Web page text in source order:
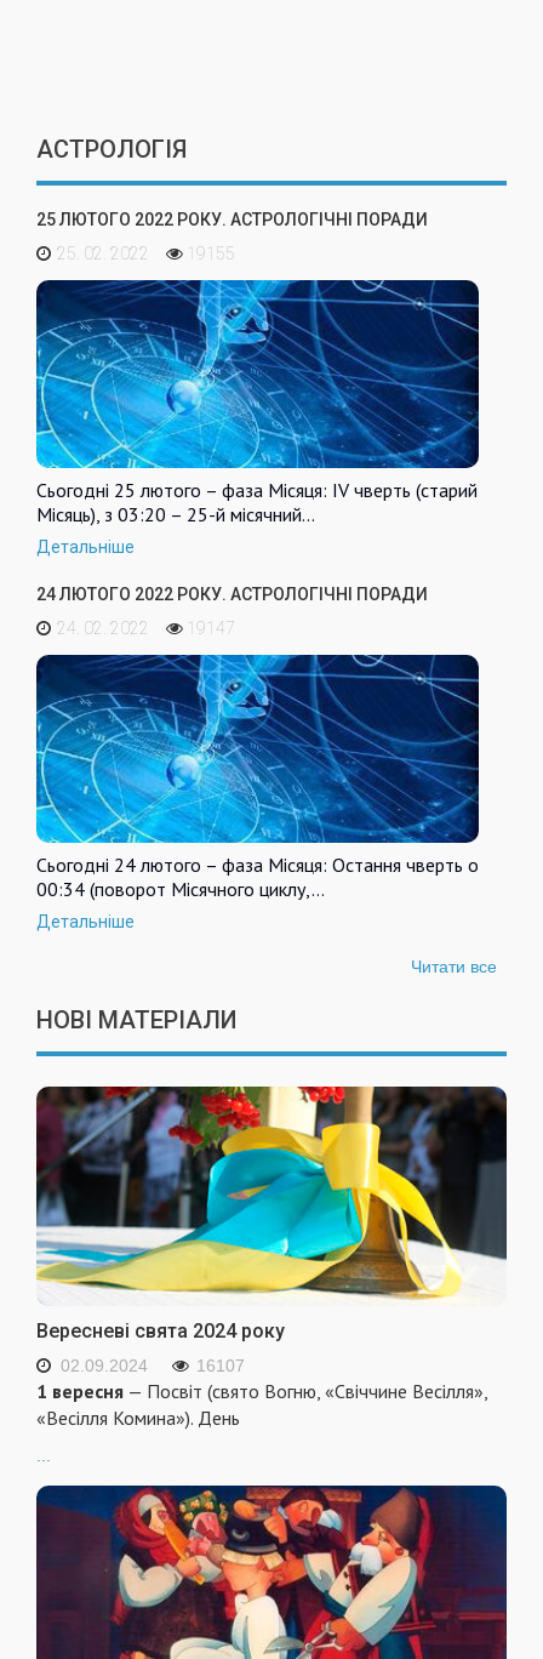
АСТРОЛОГІЯ
25 ЛЮТОГО 2022 РОКУ. АСТРОЛОГІЧНІ ПОРАДИ
25. 02. 2022
19155
Сьогодні 25 лютого – фаза Місяця: IV чверть (старий
Місяць), з 03:20 – 25-й місячний…
Детальніше
24 ЛЮТОГО 2022 РОКУ. АСТРОЛОГІЧНІ ПОРАДИ
24. 02. 2022
19147
Сьогодні 24 лютого – фаза Місяця: Остання чверть о
00:34 (поворот Місячного циклу,…
Детальніше
Читати все
НОВІ МАТЕРІАЛИ
Вересневі свята 2024 року
02.09.2024 16107
1 вересня — Посвіт (свято Вогню, «Свіччине Весілля»,
«Весілля Комина»). День